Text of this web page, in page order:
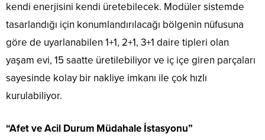
kendi enerjisini kendi üretebilecek. Modüler sistemde
tasarlandığı için konumlandırılacağı bölgenin nüfusuna
göre de uyarlanabilen 1+1, 2+1, 3+1 daire tipleri olan
yaşam evi, 15 saatte üretilebiliyor ve iç içe giren parçaları
sayesinde kolay bir nakliye imkanı ile çok hızlı
kurulabiliyor.
“Afet ve Acil Durum Müdahale İstasyonu”